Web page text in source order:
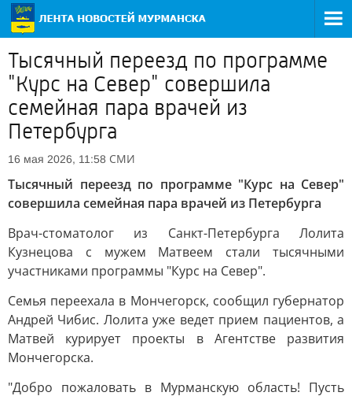
Тысячный переезд по программе
"Курс на Север" совершила
семейная пара врачей из
Петербурга
16 мая 2026, 11:58 СМИ
Тысячный переезд по программе "Курс на Север"
совершила семейная пара врачей из Петербурга
Врач-стоматолог из Санкт-Петербурга Лолита
Кузнецова с мужем Матвеем стали тысячными
участниками программы "Курс на Север".
Семья переехала в Мончегорск, сообщил губернатор
Андрей Чибис. Лолита уже ведет прием пациентов, а
Матвей курирует проекты в Агентстве развития
Мончегорска.
"Добро пожаловать в Мурманскую область! Пусть